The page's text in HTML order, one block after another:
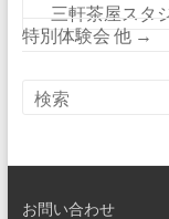
三軒茶屋スタ
特別体験会 他 →
お問い合わせ